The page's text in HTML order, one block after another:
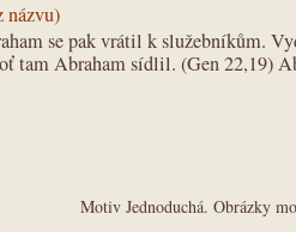
názvu)
se pak vrátil k služebníkům.
tam Abraham sídlil. (Gen 22,19)
Motiv Jednoduchá. Obrázky